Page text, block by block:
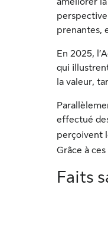
prenantes,
En 2025,
qui
la valeur,
effectué
perçoivent
Grâce à
Faits